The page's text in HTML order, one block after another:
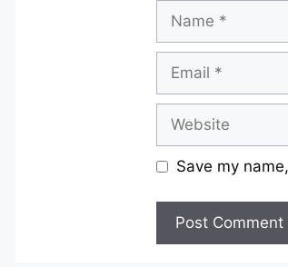
Name
Email
Website
Save my